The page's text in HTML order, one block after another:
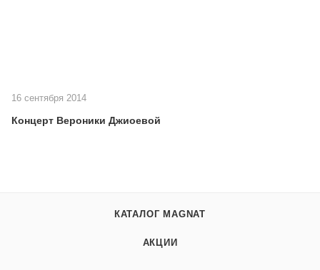
16 сентября 2014
Концерт Вероники Джиоевой
КАТАЛОГ MAGNAT
АКЦИИ